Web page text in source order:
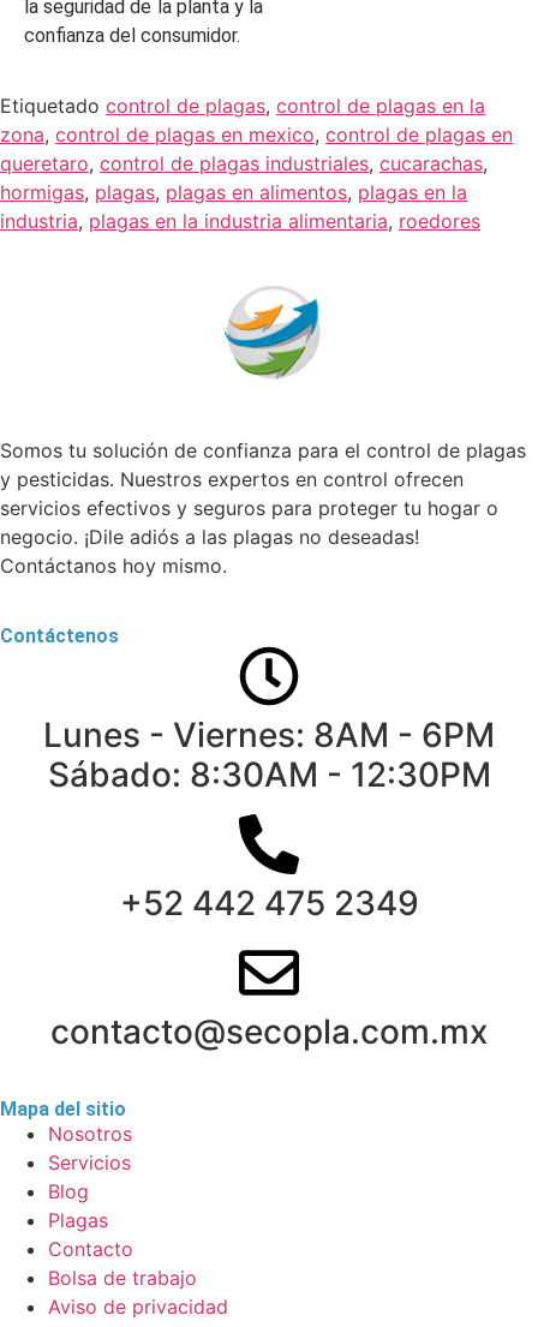
la seguridad de la planta y la
confianza del consumidor.
Etiquetado control de plagas, control de plagas en la
zona, control de plagas en mexico, control de plagas en
queretaro, control de plagas industriales, cucarachas,
hormigas, plagas, plagas en alimentos, plagas en la
industria, plagas en la industria alimentaria, roedores
Somos tu solución de confianza para el control de plagas
y pesticidas. Nuestros expertos en control ofrecen
servicios efectivos y seguros para proteger tu hogar o
negocio. ¡Dile adiós a las plagas no deseadas!
Contáctanos hoy mismo.
Contáctenos
Lunes - Viernes: 8AM - 6PM
Sábado: 8:30AM - 12:30PM
+52 442 475 2349
contacto@secopla.com.mx
Mapa del sitio
Nosotros
Servicios
Blog
Plagas
Contacto
Bolsa de trabajo
Aviso de privacidad